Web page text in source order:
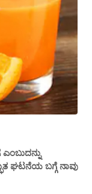
ಘಟನೆಯ ಬಗ್ಗೆ ನಾವು